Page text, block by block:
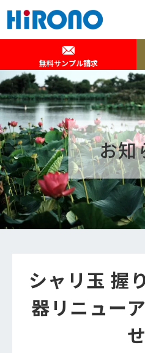
無料サンプル請求
お知
シャリ玉 握
器リニュー
せ